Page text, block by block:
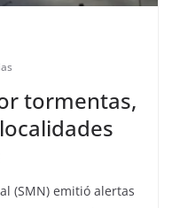
tormentas,
(SMN) emitió alertas